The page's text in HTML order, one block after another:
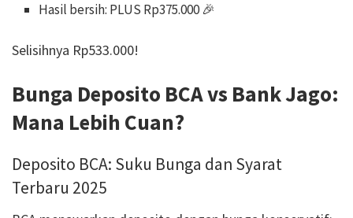
Hasil bersih: PLUS Rp375.000 🎉
Selisihnya Rp533.000!
Bunga Deposito BCA vs Bank Jago:
Mana Lebih Cuan?
Deposito BCA: Suku Bunga dan Syarat
Terbaru 2025